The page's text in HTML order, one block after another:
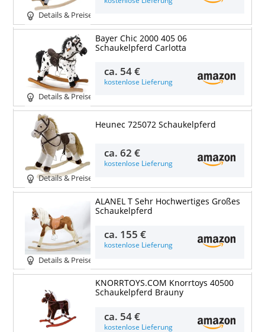
Details & Preise
Details & Preise
Bayer Chic 2000 405 06
Schaukelpferd Carlotta
ca. 54 €
kostenlose Lieferung
Details & Preise
Heunec 725072 Schaukelpferd
ca.62 €
kostenlose Lieferung
Details & Preise
ALANEL T Sehr Hochwertiges Großes
Schaukelpferd
ca. 155 €
kostenlose Lieferung
KNORRTOYS.COM Knorrtoys 40500
Schaukelpferd Brauny
ca. 54 €
kostenlose Lieferung